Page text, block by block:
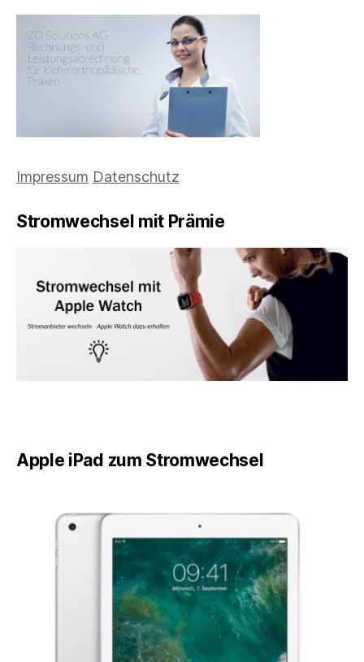
Impressum Datenschutz
Stromwechsel mit Prämie
Apple iPad zum Stromwechsel